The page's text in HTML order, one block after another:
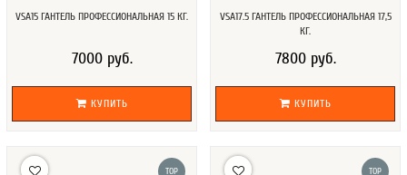
VSA15 ГАНТЕЛЬ ПРОФЕССИОНАЛЬНАЯ 15 КГ.
7000 руб.
КУПИТЬ
VSA17.5 ГАНТЕЛЬ ПРОФЕССИОНАЛЬНАЯ 17,5
КГ.
7800 руб.
КУПИТЬ
TOP TOP